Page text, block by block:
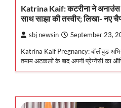
Katrina Kaif: कटरीना ने अनाउंस
साथ साझा की तस्वीर; लिखा- नए
sbj newsin September 23,
Katrina Kaif Pregnancy: बॉलीवुड
तमाम अटकलों के बाद अपनी प्रेग्नेंसी का